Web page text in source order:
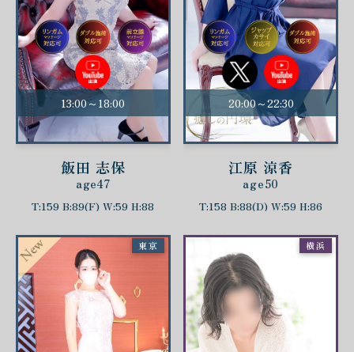
13:00～18:00
飯田 志保
age47
T:159 B:89(F) W:59 H:88
20:00～22:30
江原 涼香
age50
T:158 B:88(D) W:59 H:86
東京 横浜